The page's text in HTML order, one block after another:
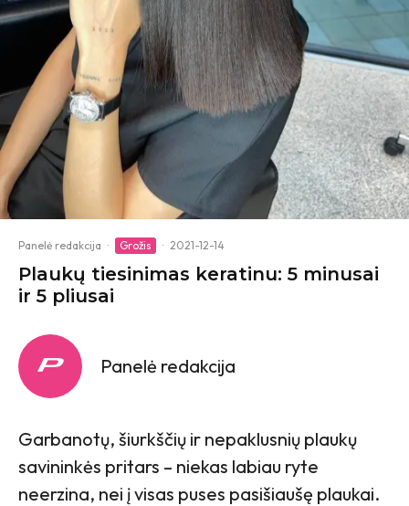
Panelė redakcija · Grožis · 2021-12-14
Plaukų tiesinimas keratinu: 5 minusai
ir 5 pliusai
Panelė redakcija
Garbanotų, šiurkščių ir nepaklusnių plaukų
savininkės pritars – niekas labiau ryte
neerzina, nei į visas puses pasišiaušę plaukai.